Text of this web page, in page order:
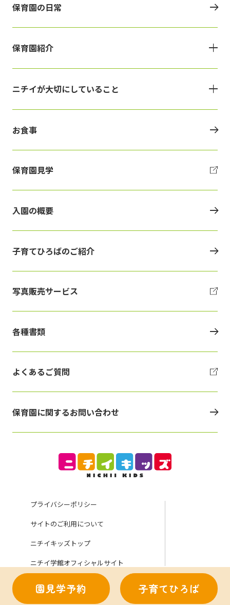
園見学予約 子育てひろば
プライバシーポリシー
サイトのご利用について
ニチイキッズトップ
ニチイ学館オフィシャルサイト
Copyright (C) Nichii Gakkan Company. All rights reserved.
保育園の日常
保育園紹介
ニチイが大切にしていること
お食事
保育園見学
入園の概要
子育てひろばのご紹介
写真販売サービス
各種書類
よくあるご質問
保育園に関するお問い合わせ